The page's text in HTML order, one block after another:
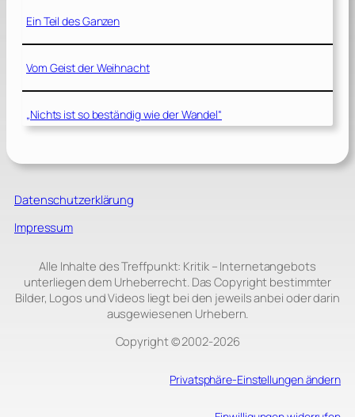
Ein Teil des Ganzen
Vom Geist der Weihnacht
„Nichts ist so beständig wie der Wandel“
Datenschutzerklärung
Impressum
Alle Inhalte des Treffpunkt: Kritik – Internetangebots
unterliegen dem Urheberrecht. Das Copyright bestimmter
Bilder, Logos und Videos liegt bei den jeweils anbei oder darin
ausgewiesenen Urhebern.
Copyright © 2002‑2026
Privatsphäre-Einstellungen ändern